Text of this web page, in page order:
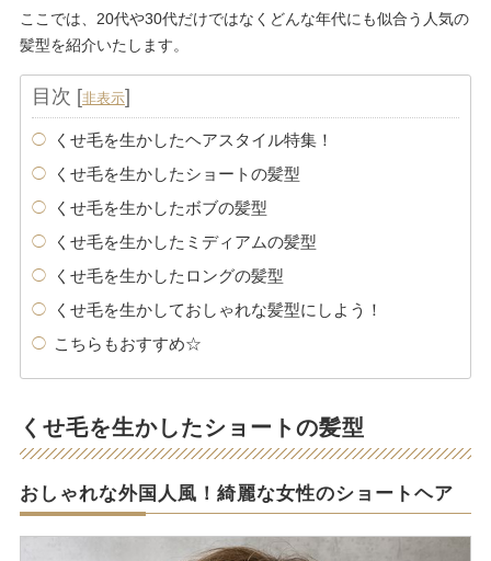
ここでは、20代や30代だけではなくどんな年代にも似合う人気の
髪型を紹介いたします。
目次 [非表示]
くせ毛を生かしたヘアスタイル特集！
くせ毛を生かしたショートの髪型
くせ毛を生かしたボブの髪型
くせ毛を生かしたミディアムの髪型
くせ毛を生かしたロングの髪型
くせ毛を生かしておしゃれな髪型にしよう！
こちらもおすすめ☆
くせ毛を生かしたショートの髪型
おしゃれな外国人風！綺麗な女性のショートヘア